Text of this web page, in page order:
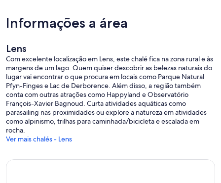
Informações a área
Lens
Com excelente localização em Lens, este chalé fica na zona rural e às
margens de um lago. Quem quiser descobrir as belezas naturais do
lugar vai encontrar o que procura em locais como Parque Natural
Pfyn-Finges e Lac de Derborence. Além disso, a região também
conta com outras atrações como Happyland e Observatório
François-Xavier Bagnoud. Curta atividades aquáticas como
parasailing nas proximidades ou explore a natureza em atividades
como alpinismo, trilhas para caminhada/bicicleta e escalada em
rocha.
Ver mais chalés - Lens